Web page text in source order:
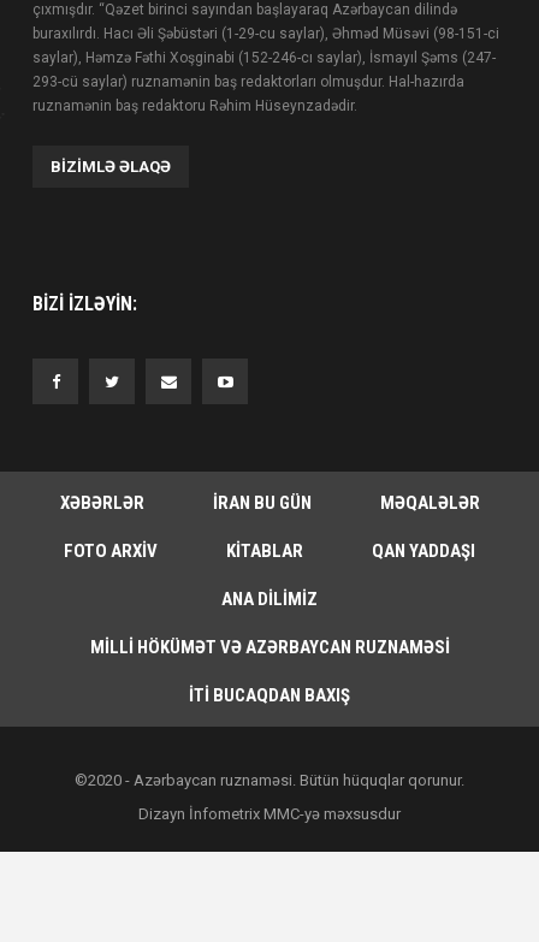
çıxmışdır. “Qəzet birinci sayından başlayaraq Azərbaycan dilində
buraxılırdı. Hacı Əli Şəbüstəri (1-29-cu saylar), Əhməd Müsəvi (98-151-ci
saylar), Həmzə Fəthi Xoşginabi (152-246-cı saylar), İsmayıl Şəms (247-
293-cü saylar) ruznamənin baş redaktorları olmuşdur. Hal-hazırda
ruznamənin baş redaktoru Rəhim Hüseynzadədir.
BIZIMLƏ ƏLAQƏ
BIZI IZLƏYIN:
XƏBƏRLƏR İRAN BU GÜN MƏQALƏLƏR
FOTO ARXIV KITABLAR QAN YADDAŞI
ANA DILIMIZ
MILLI HÖKÜMƏT VƏ AZƏRBAYCAN RUZNAMƏSI
İTI BUCAQDAN BAXIŞ
©2020 - Azərbaycan ruznaməsi. Bütün hüquqlar qorunur.
Dizayn İnfometrix MMC-yə məxsusdur